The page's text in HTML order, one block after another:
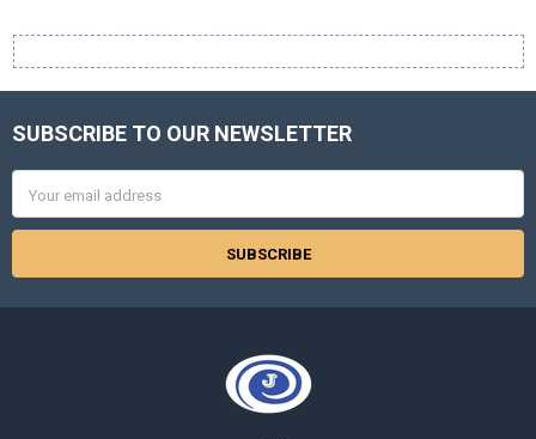
Footer
SUBSCRIBE TO OUR NEWSLETTER
Address